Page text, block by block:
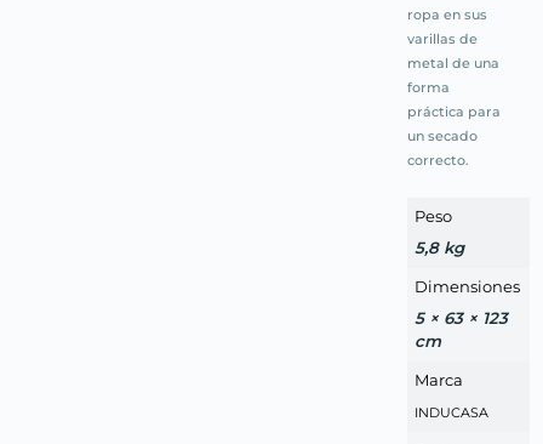
ropa en sus
varillas de
metal de una
forma
práctica para
un secado
correcto.
Peso
5,8 kg
Dimensiones
5 × 63 × 123
cm
Marca
INDUCASA